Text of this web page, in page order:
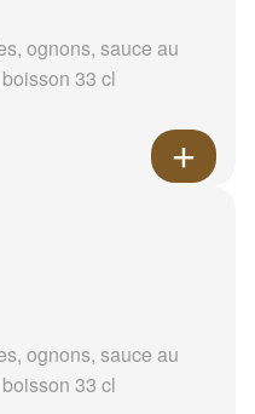
ognons, sauce au
33 cl
ognons, sauce au
33 cl